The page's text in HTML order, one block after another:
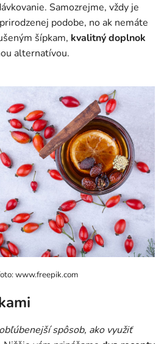
Samozrejme, vždy je
podobe, no ak nemáte
šípkam, kvalitný doplnok
alternatívou.
www.freepik.com
spôsob, ako využiť